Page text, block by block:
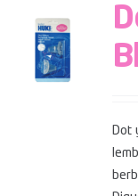
Dot